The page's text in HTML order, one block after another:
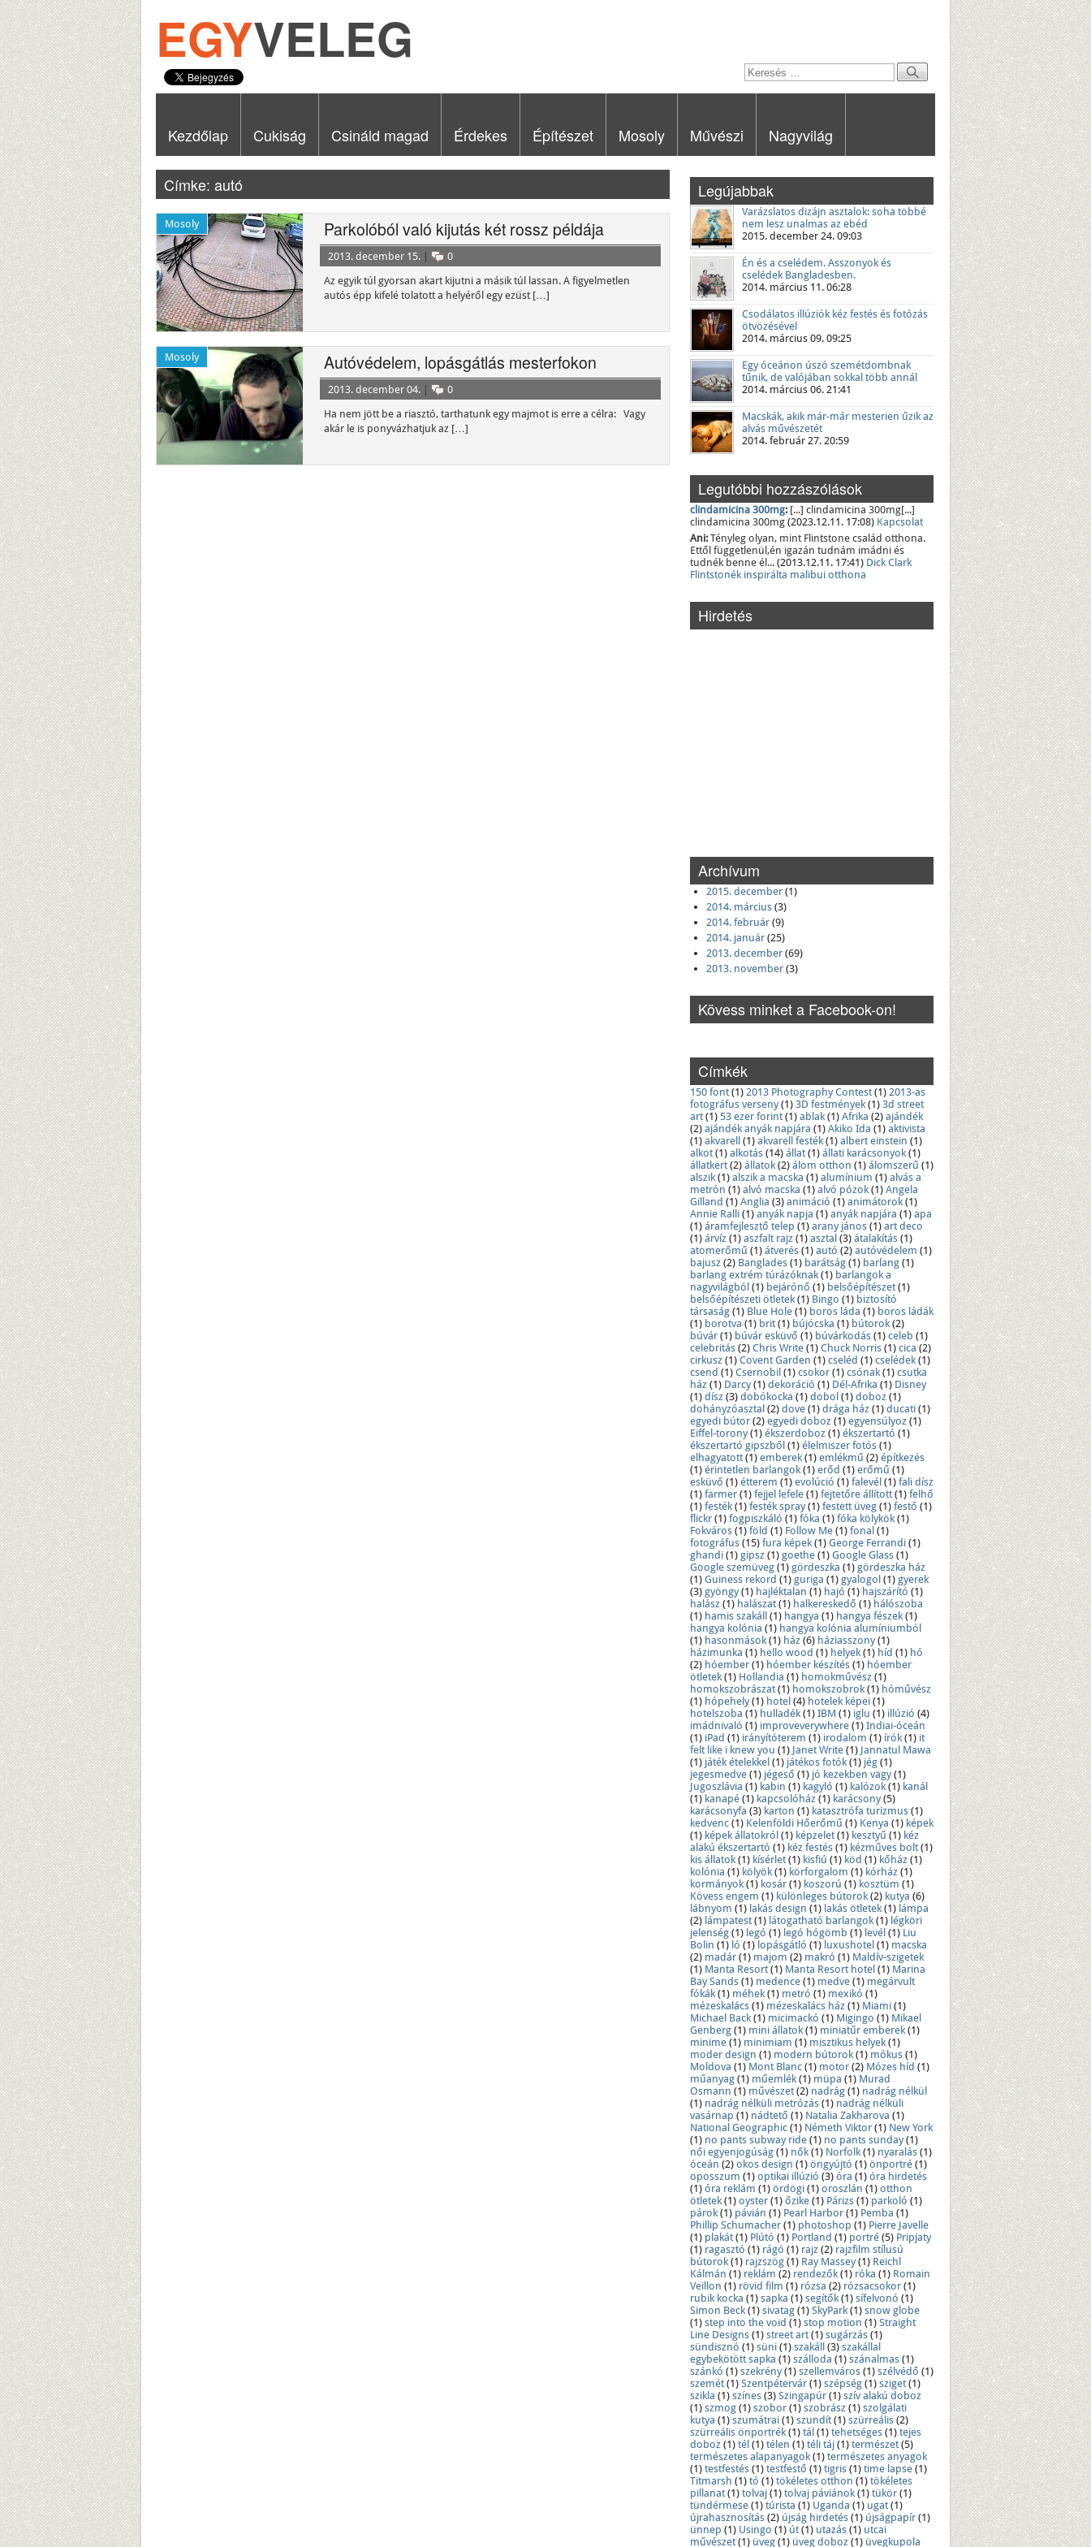
EGYVELEG
Kezdőlap Cukiság Csináld magad Érdekes Építészet Mosoly Művészi Nagyvilág
Címke: autó
Mosoly Parkolóból való kijutás két rossz példája
2013. december 15.
0
Az egyik túl gyorsan akart kijutni a másik túl lassan. A figyelmetlen
autós épp kifelé tolatott a helyéről egy ezüst […]
Mosoly Autóvédelem, lopásgátlás mesterfokon
2013. december 04.
0
Ha nem jött be a riasztó, tarthatunk egy majmot is erre a célra: Vagy
akár le is ponyvázhatjuk az […]
Legújabbak
Varázslatos dizájn asztalok: soha többé
nem lesz unalmas az ebéd
2015. december 24. 09:03
Én és a cselédem. Asszonyok és
cselédek Bangladesben.
2014. március 11. 06:28
Csodálatos illúziók kéz festés és fotózás
ötvözésével
2014. március 09. 09:25
Egy óceánon úszó szemétdombnak
tűnik, de valójában sokkal több annál
2014. március 06. 21:41
Macskák, akik már-már mesterien űzik az
alvás művészetét
2014. február 27. 20:59
Legutóbbi hozzászólások
clindamicina 300mg: [...] clindamicina 300mg[...]
clindamicina 300mg (2023.12.11. 17:08) Kapcsolat
Ani: Tényleg olyan, mint Flintstone család otthona.
Ettől függetlenül,én igazán tudnám imádni és
tudnék benne él... (2013.12.11. 17:41) Dick Clark
Flintstonék inspirálta malibui otthona
Hirdetés
Archívum
2015. december (1)
2014. március (3)
2014. február (9)
2014. január (25)
2013. december (69)
2013. november (3)
Kövess minket a Facebook-on!
Címkék
150 font (1) 2013 Photography Contest (1) 2013-as
fotográfus verseny (1) 3D festmények (1) 3d street
art (1) 53 ezer forint (1) ablak (1) Afrika (2) ajándék
(2) ajándék anyák napjára (1) Akiko Ida (1) aktivista
(1) akvarell (1) akvarell festék (1) albert einstein (1)
alkot (1) alkotás (14) állat (1) állati karácsonyok (1)
állatkert (2) állatok (2) álom otthon (1) álomszerű (1)
alszik (1) alszik a macska (1) alumínium (1) alvás a
metrón (1) alvó macska (1) alvó pózok (1) Angela
Gilland (1) Anglia (3) animáció (1) animátorok (1)
Annie Ralli (1) anyák napja (1) anyák napjára (1) apa
(1) áramfejlesztő telep (1) arany jános (1) art deco
(1) árvíz (1) aszfalt rajz (1) asztal (3) átalakítás (1)
atomerőmű (1) átverés (1) autó (2) autóvédelem (1)
bajusz (2) Banglades (1) barátság (1) barlang (1)
barlang extrém túrázóknak (1) barlangok a
nagyvilágból (1) bejárónő (1) belsőépítészet (1)
belsőépítészeti ötletek (1) Bingo (1) biztosító
társaság (1) Blue Hole (1) boros láda (1) boros ládák
(1) borotva (1) brit (1) bújócska (1) bútorok (2)
búvár (1) búvár esküvő (1) búvárkodás (1) celeb (1)
celebritás (2) Chris Write (1) Chuck Norris (1) cica (2)
cirkusz (1) Covent Garden (1) cseléd (1) cselédek (1)
csend (1) Csernobil (1) csokor (1) csónak (1) csutka
ház (1) Darcy (1) dekoráció (1) Dél-Afrika (1) Disney
(1) dísz (3) dobókocka (1) dobol (1) doboz (1)
dohányzóasztal (2) dove (1) drága ház (1) ducati (1)
egyedi bútor (2) egyedi doboz (1) egyensúlyoz (1)
Eiffel-torony (1) ékszerdoboz (1) ékszertartó (1)
ékszertartó gipszből (1) élelmiszer fotós (1)
elhagyatott (1) emberek (1) emlékmű (2) építkezés
(1) érintetlen barlangok (1) erőd (1) erőmű (1)
esküvő (1) étterem (1) evolúció (1) falevél (1) fali dísz
(1) farmer (1) fejjel lefele (1) fejtetőre állított (1) felhő
(1) festék (1) festék spray (1) festett üveg (1) festő (1)
flickr (1) fogpiszkáló (1) fóka (1) fóka kölykök (1)
Fokváros (1) föld (1) Follow Me (1) fonal (1)
fotográfus (15) fura képek (1) George Ferrandi (1)
ghandi (1) gipsz (1) goethe (1) Google Glass (1)
Google szemüveg (1) gördeszka (1) gördeszka ház
(1) Guiness rekord (1) guriga (1) gyalogol (1) gyerek
(3) gyöngy (1) hajléktalan (1) hajó (1) hajszárító (1)
halász (1) halászat (1) halkereskedő (1) hálószoba
(1) hamis szakáll (1) hangya (1) hangya fészek (1)
hangya kolónia (1) hangya kolónia alumíniumból
(1) hasonmások (1) ház (6) háziasszony (1)
házimunka (1) hello wood (1) helyek (1) híd (1) hó
(2) hóember (1) hóember készítés (1) hóember
ötletek (1) Hollandia (1) homokművész (1)
homokszobrászat (1) homokszobrok (1) hóművész
(1) hópehely (1) hotel (4) hotelek képei (1)
hotelszoba (1) hulladék (1) IBM (1) iglu (1) illúzió (4)
imádnivaló (1) improveverywhere (1) Indiai-óceán
(1) iPad (1) irányítóterem (1) irodalom (1) írók (1) it
felt like i knew you (1) Janet Write (1) Jannatul Mawa
(1) játék ételekkel (1) játékos fotók (1) jég (1)
jegesmedve (1) jégeső (1) jó kezekben vagy (1)
Jugoszlávia (1) kabin (1) kagyló (1) kalózok (1) kanál
(1) kanapé (1) kapcsolóház (1) karácsony (5)
karácsonyfa (3) karton (1) katasztrófa turizmus (1)
kedvenc (1) Kelenföldi Hőerőmű (1) Kenya (1) képek
(1) képek állatokról (1) képzelet (1) kesztyű (1) kéz
alakú ékszertartó (1) kéz festés (1) kézműves bolt (1)
kis állatok (1) kísérlet (1) kisfiú (1) köd (1) kőház (1)
kolónia (1) kölyök (1) körforgalom (1) kórház (1)
kormányok (1) kosár (1) koszorú (1) kosztüm (1)
Kövess engem (1) különleges bútorok (2) kutya (6)
lábnyom (1) lakás design (1) lakás ötletek (1) lámpa
(2) lámpatest (1) látogatható barlangok (1) légköri
jelenség (1) legó (1) legó hógömb (1) levél (1) Liu
Bolin (1) ló (1) lopásgátló (1) luxushotel (1) macska
(2) madár (1) majom (2) makró (1) Maldív-szigetek
(1) Manta Resort (1) Manta Resort hotel (1) Marina
Bay Sands (1) medence (1) medve (1) megárvult
fókák (1) méhek (1) metró (1) mexikó (1)
mézeskalács (1) mézeskalács ház (1) Miami (1)
Michael Back (1) micimackó (1) Migingo (1) Mikael
Genberg (1) mini állatok (1) miniatűr emberek (1)
minime (1) minimiam (1) misztikus helyek (1)
moder design (1) modern bútorok (1) mókus (1)
Moldova (1) Mont Blanc (1) motor (2) Mózes híd (1)
műanyag (1) műemlék (1) müpa (1) Murad
Osmann (1) művészet (2) nadrág (1) nadrág nélkül
(1) nadrág nélküli metrózás (1) nadrág nélküli
vasárnap (1) nádtető (1) Natalia Zakharova (1)
National Geographic (1) Németh Viktor (1) New York
(1) no pants subway ride (1) no pants sunday (1)
női egyenjogúság (1) nők (1) Norfolk (1) nyaralás (1)
óceán (2) okos design (1) öngyújtó (1) önportré (1)
oposszum (1) optikai illúzió (3) óra (1) óra hirdetés
(1) óra reklám (1) ördögi (1) oroszlán (1) otthon
ötletek (1) oyster (1) őzike (1) Párizs (1) parkoló (1)
párok (1) pávián (1) Pearl Harbor (1) Pemba (1)
Phillip Schumacher (1) photoshop (1) Pierre Javelle
(1) plakát (1) Plútó (1) Portland (1) portré (5) Pripjaty
(1) ragasztó (1) rágó (1) rajz (2) rajzfilm stílusú
bútorok (1) rajzszög (1) Ray Massey (1) Reichl
Kálmán (1) reklám (2) rendezők (1) róka (1) Romain
Veillon (1) rövid film (1) rózsa (2) rózsacsokor (1)
rubik kocka (1) sapka (1) segítők (1) sífelvonó (1)
Simon Beck (1) sivatag (1) SkyPark (1) snow globe
(1) step into the void (1) stop motion (1) Straight
Line Designs (1) street art (1) sugárzás (1)
sündisznó (1) süni (1) szakáll (3) szakállal
egybekötött sapka (1) szálloda (1) szánalmas (1)
szánkó (1) szekrény (1) szellemváros (1) szélvédő (1)
szemét (1) Szentpétervár (1) szépség (1) sziget (1)
szikla (1) színes (3) Szingapúr (1) szív alakú doboz
(1) szmog (1) szobor (1) szobrász (1) szolgálati
kutya (1) szumátrai (1) szundít (1) szürreális (2)
szürreális önportrék (1) tál (1) tehetséges (1) tejes
doboz (1) tél (1) télen (1) téli táj (1) természet (5)
természetes alapanyagok (1) természetes anyagok
(1) testfestés (1) testfestő (1) tigris (1) time lapse (1)
Titmarsh (1) tó (1) tökéletes otthon (1) tökéletes
pillanat (1) tolvaj (1) tolvaj páviánok (1) tükör (1)
tündérmese (1) túrista (1) Uganda (1) ugat (1)
újrahasznosítás (2) újság hirdetés (1) újságpapír (1)
ünnep (1) Usingo (1) út (1) utazás (1) utcai
művészet (1) üveg (1) üveg doboz (1) üvegkupola